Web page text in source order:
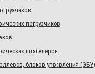
погрузчиков
штабелеров
блоков управления (ЭБУ)